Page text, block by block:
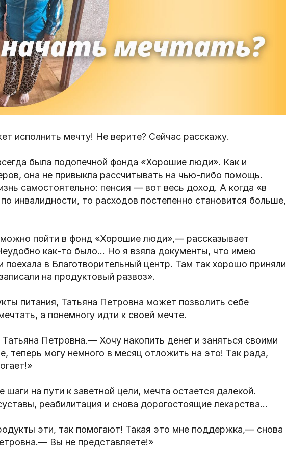
исполнить мечту! Не верите? Сейчас расскажу.
была подопечной фонда «Хорошие люди». Как и
она не привыкла рассчитывать на чью-либо помощь.
самостоятельно: пенсия — вот весь доход. А когда «в
по инвалидности, то расходов постепенно становится больше,
пойти в фонд «Хорошие люди»,— рассказывает
как-то было… Но я взяла документы, что имею
поехала в Благотворительный центр. Там так хорошо приняли
на продуктовый развоз».
питания, Татьяна Петровна может позволить себе
а понемногу идти к своей мечте.
Петровна.— Хочу накопить денег и заняться своими
теперь могу немного в месяц отложить на это! Так рада,
на пути к заветной цели, мечта остается далекой.
реабилитация и снова дорогостоящие лекарства…
эти, так помогают! Такая это мне поддержка,— снова
Вы не представляете!»